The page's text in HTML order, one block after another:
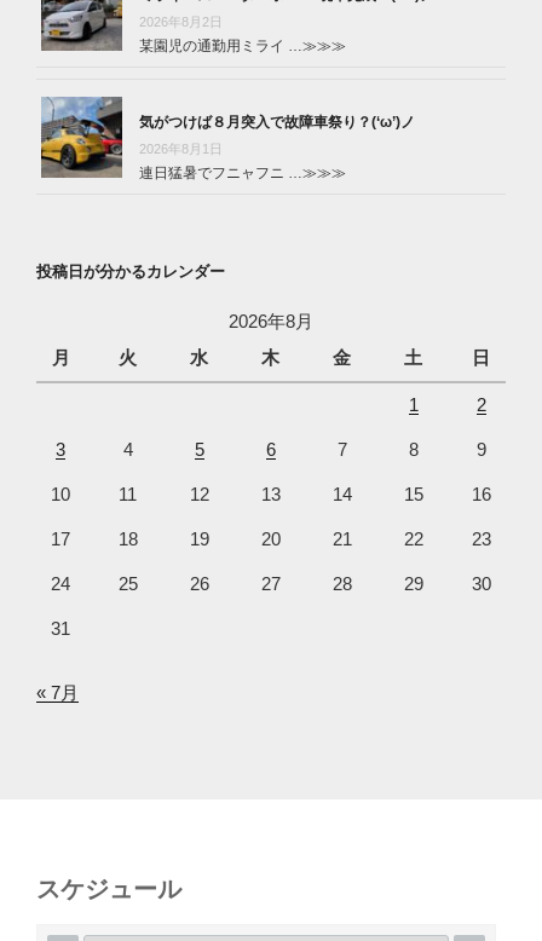
2026年8月2日
某園児の通勤用ミライ … ≫≫≫
気がつけば８月突入で故障車祭り？(‘ω’)ノ
2026年8月1日
連日猛暑でフニャフニ … ≫≫≫
投稿日が分かるカレンダー
2026年8月
月
火 水 木 金 土 日
1 2
3 4 5 6 7 8 9
10 11 12 13 14 15 16
17 18 19 20 21 22 23
24 25 26 27 28 29 30
31
« 7月
スケジュール